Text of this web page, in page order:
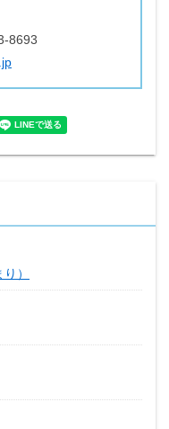
8693
）